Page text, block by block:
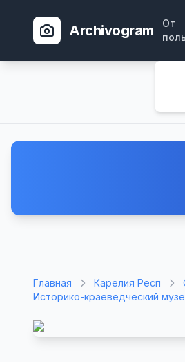
Archivogram
От
Главная Карелия Респ
Историко-краеведческий